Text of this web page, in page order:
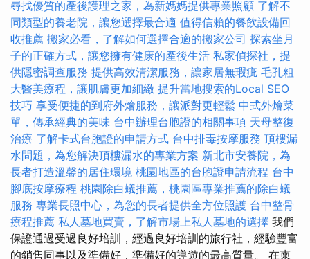
尋找優質的產後護理之家，為新媽媽提供專業照顧 了解不
同類型的養老院，讓您選擇最合適 值得信賴的餐飲設備回
收推薦 搬家必看，了解如何選擇合適的搬家公司 探索坐月
子的正確方式，讓您擁有健康的產後生活 私家偵探社，提
供隱密調查服務 提供高效清潔服務，讓家居無瑕疵 毛孔粗
大醫美療程，讓肌膚更加細緻 提升當地搜索的Local SEO
技巧 享受便捷的到府外燴服務，讓派對更輕鬆 中式外燴菜
單，傳承經典的美味 台中辦理台胞證的相關事項 天母整復
治療 了解卡式台胞證的申請方式 台中排毒按摩服務 頂樓漏
水問題，為您解決頂樓漏水的專業方案 新北市安養院，為
長者打造溫馨的居住環境 桃園地區的台胞證申請流程 台中
腳底按摩療程 桃園除白蟻推薦，桃園區專業推薦的除白蟻
服務 專業長照中心，為您的長者提供全方位照護 台中整骨
療程推薦 私人墓地買賣，了解市場上私人墓地的選擇 我們
保證通過受過良好培訓，經過良好培訓的旅行社，經驗豐富
的銷售同事以及準備好，準備好的導遊的最高質量。 在柬